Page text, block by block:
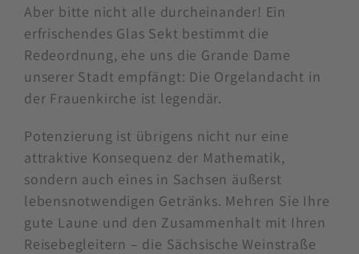
Aber bitte nicht alle durcheinander! Ein
erfrischendes Glas Sekt bestimmt die
Redeordnung, ehe uns die Grande Dame
unserer Stadt empfängt: Die Orgelandacht in
der Frauenkirche ist legendär.
Potenzierung ist übrigens nicht nur eine
attraktive Konsequenz der Mathematik,
sondern auch eines in Sachsen äußerst
lebensnotwendigen Getränks. Mehren Sie Ihre
gute Laune und den Zusammenhalt mit Ihren
Reisebegleitern – die Sächsische Weinstraße